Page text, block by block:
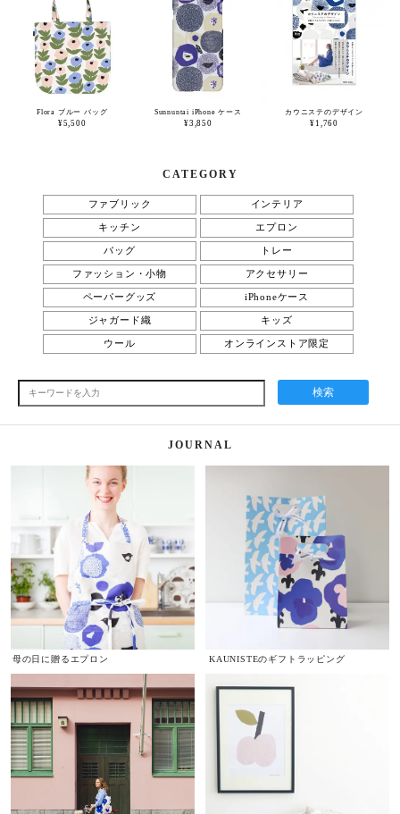
Flora ブルー バッグ
¥5,500
Sunnuntai iPhone ケース
¥3,850
カウニステのデザイン
¥1,760
CATEGORY
ファブリック インテリア
キッチン エプロン
バッグ トレー
ファッション・小物 アクセサリー
ペーパーグッズ iPhoneケース
ジャガード織 キッズ
ウール オンラインストア限定
検索
JOURNAL
母の日に贈るエプロン KAUNISTEのギフトラッピング